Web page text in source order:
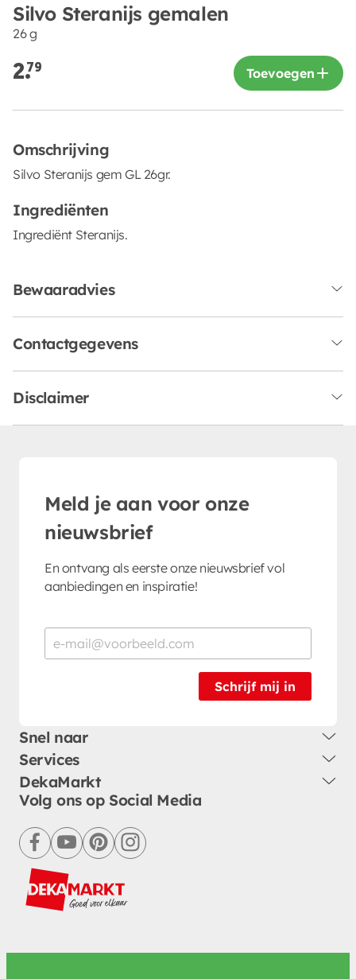
Silvo Steranijs gemalen
26 g
2.79 Toevoegen
Omschrijving
Silvo Steranijs gem GL 26gr.
Ingrediënten
Ingrediënt Steranijs.
Bewaaradvies
Contactgegevens
Disclaimer
Meld je aan voor onze
nieuwsbrief
En ontvang als eerste onze nieuwsbrief vol
aanbiedingen en inspiratie!
Schrijf mij in
Snel naar
Services
DekaMarkt
Volg ons op Social Media
facebookyoutubepinterestinstagram